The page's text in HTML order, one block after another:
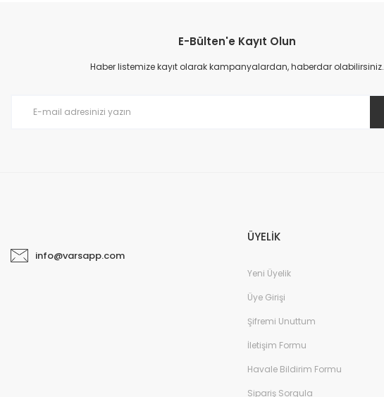
E-Bülten'e Kayıt Olun
Haber listemize kayıt olarak kampanyalardan, haberdar olabilirsiniz.
info@varsapp.com
ÜYELİK
Yeni Üyelik
Üye Girişi
Şifremi Unuttum
İletişim Formu
Havale Bildirim Formu
Sipariş Sorgula